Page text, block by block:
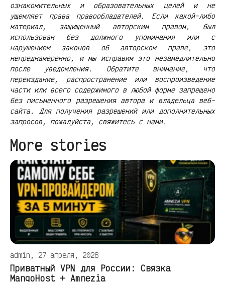
ознакомительных и образовательных целей и не
ущемляет права правообладателей. Если какой-либо
материал, защищенный авторским правом, был
использован без должного упоминания или с
нарушением законов об авторском праве, это
непреднамеренно, и мы исправим это незамедлительно
после уведомления. Обратите внимание, что
переиздание, распространение или воспроизведение
части или всего содержимого в любой форме запрещено
без письменного разрешения автора и владельца веб-
сайта. Для получения разрешений или дополнительных
запросов, пожалуйста, свяжитесь с нами.
More stories
admin, 27 апреля, 2026
Приватный VPN для России: Связка
MangoHost + Amnezia